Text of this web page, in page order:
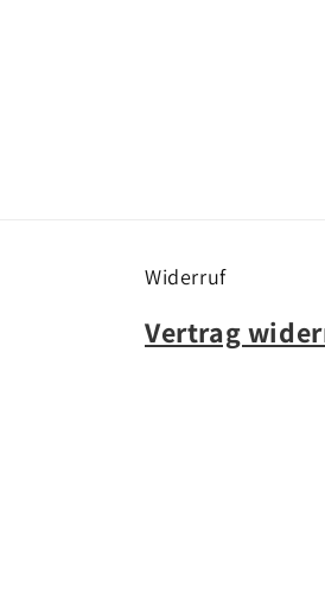
Widerruf
Vertrag